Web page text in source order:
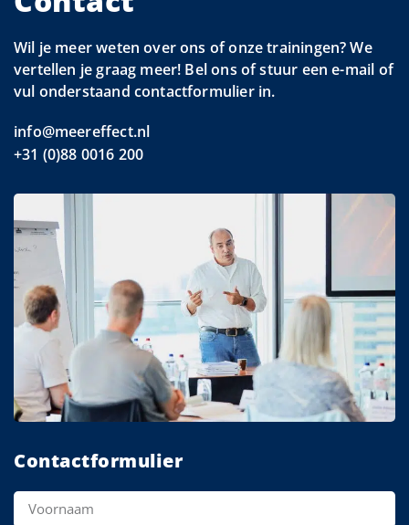
Wil je meer weten over ons of onze trainingen? We
vertellen je graag meer! Bel ons of stuur een e-mail of
vul onderstaand contactformulier in.
info@meereffect.nl
+31 (0)88 0016 200
Contactformulier